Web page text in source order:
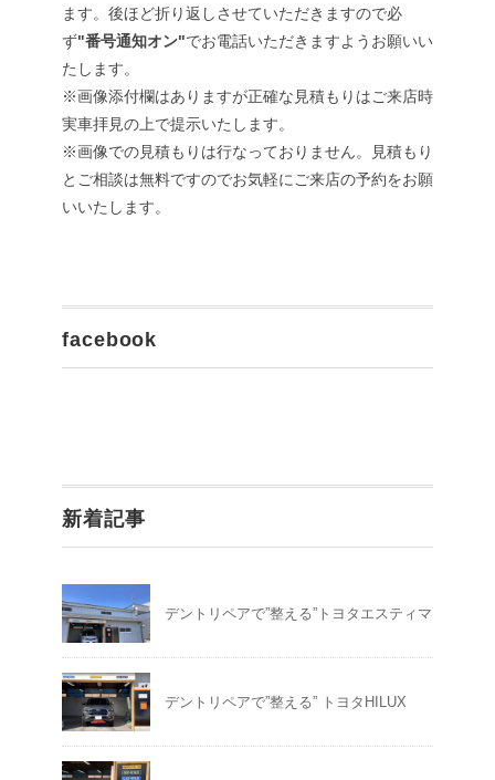
ます。後ほど折り返しさせていただきますので必
ず"番号通知オン"でお電話いただきますようお願いい
たします。
※画像添付欄はありますが正確な見積もりはご来店時
実車拝見の上で提示いたします。
※画像での見積もりは行なっておりません。見積もり
とご相談は無料ですのでお気軽にご来店の予約をお願
いいたします。
facebook
新着記事
デントリペアで”整える”トヨタエスティマ
デントリペアで”整える” トヨタHILUX